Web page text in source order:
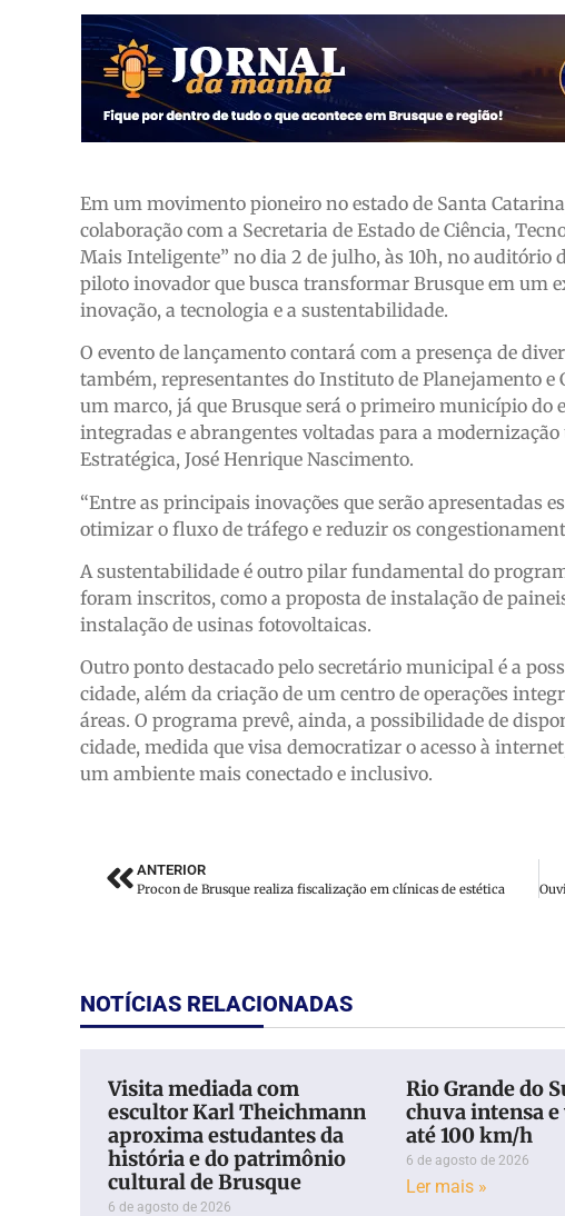
Em um movimento pioneiro no estado de Santa
colaboração com a Secretaria de Estado de Ciência,
Mais Inteligente” no dia 2 de julho, às 10h, no auditório
piloto inovador que busca transformar Brusque em um
inovação, a tecnologia e a sustentabilidade.
O evento de lançamento contará com a presença de
também, representantes do Instituto de Planejamento e
um marco, já que Brusque será o primeiro município do
integradas e abrangentes voltadas para a modernização
Estratégica, José Henrique Nascimento.
“Entre as principais inovações que serão apresentadas
otimizar o fluxo de tráfego e reduzir os
A sustentabilidade é outro pilar fundamental do
foram inscritos, como a proposta de instalação de
instalação de usinas fotovoltaicas.
Outro ponto destacado pelo secretário municipal é a
cidade, além da criação de um centro de operações
áreas. O programa prevê, ainda, a possibilidade de
cidade, medida que visa democratizar o acesso à
um ambiente mais conectado e inclusivo.
ANTERIOR
Procon de Brusque realiza fiscalização em clínicas de estética
NOTÍCIAS RELACIONADAS
Visita mediada com
escultor Karl Theichmann
aproxima estudantes da
história e do patrimônio
cultural de Brusque
6 de agosto de 2026
Rio Grande do
chuva intensa e
até 100 km/h
6 de agosto de 2026
Ler mais »